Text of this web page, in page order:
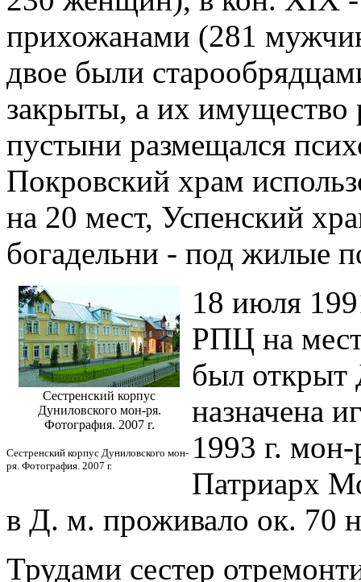
прихожанами (281
двое были
закрыты, а их имущество
пустыни размещался
Покровский храм
на 20 мест, Успенский
богадельни - под жилые
Сестренский корпус
Дуниловского мон-ря.
Фотография. 2007 г.
Сестренский корпус Дуниловского мон-
ря. Фотография. 2007 г.
18 июля
РПЦ на
был открыт
назначена
1993 г.
Патриарх
в Д. м. проживало ок. 70
Трудами сестер